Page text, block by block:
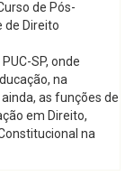
de Pós-
de Direito
SP, onde
na
as funções de
em Direito,
na